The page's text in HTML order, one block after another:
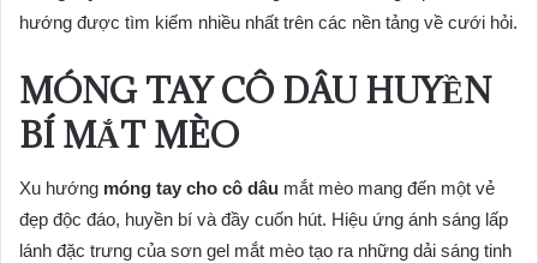
hướng được tìm kiếm nhiều nhất trên các nền tảng về cưới hỏi.
MÓNG TAY CÔ DÂU HUYỀN
BÍ MẮT MÈO
Xu hướng móng tay cho cô dâu mắt mèo mang đến một vẻ
đẹp độc đáo, huyền bí và đầy cuốn hút. Hiệu ứng ánh sáng lấp
lánh đặc trưng của sơn gel mắt mèo tạo ra những dải sáng tinh